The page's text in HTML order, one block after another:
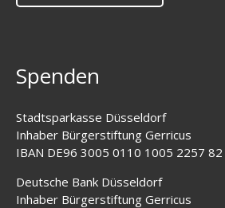
Spenden
Stadtsparkasse Düsseldorf
Inhaber Bürgerstiftung Gerricus
IBAN DE96 3005 0110 1005 2257 82
Deutsche Bank Düsseldorf
Inhaber Bürgerstiftung Gerricus